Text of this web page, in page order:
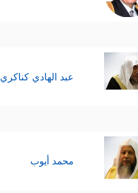
عبد الهادي كناكري
محمد أيوب